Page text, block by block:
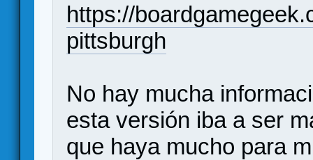
https://
pittsburgh
No hay mucha
esta versión iba a ser
que haya mucho para